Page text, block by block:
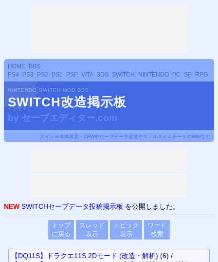
HOME
BBS
PS4
PS3 PS2 PS1 PSP VITA 3DS SWITCH NINTENDO PC SP RPG
NINTENDO SWITCH MOD BBS
SWITCH改造掲示板
by セーブエディター.com
スイッチ本体改造・CFWやセーブデータ改造やリアルタイムチートのWikiなど
NEW SWITCHセーブデータ投稿掲示板 を公開しました。
トップ
に戻る
スレッド
表示
トピック
表示
ワード
検索
【DQ11S】ドラクエ11S 2Dモード (改造・解析) (6) /